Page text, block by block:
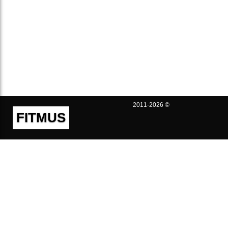
FITMUS
2011-2026 ©